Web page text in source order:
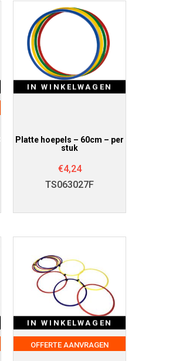
IN WINKELWAGEN
Platte hoepels – 60cm – per
stuk
€4,24
TS063027F
IN WINKELWAGEN
OFFERTE AANVRAGEN